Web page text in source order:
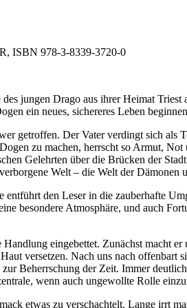
ISBN 978-3-8339-3720-0
des jungen Drago aus ihrer Heimat
ein neues, sichereres Leben
getroffen. Der Vater verdingt sich als
zu machen, herrscht so Armut,
Gelehrten über die Brücken der
Welt – die Welt der
den Leser in die zauberhafte
besondere Atmosphäre, und auch
eingebettet. Zunächst macht
versetzen. Nach uns nach
Beherrschung der Zeit. Immer
wenn auch ungewollte Rolle
etwas zu verschachtelt. Lange irrt